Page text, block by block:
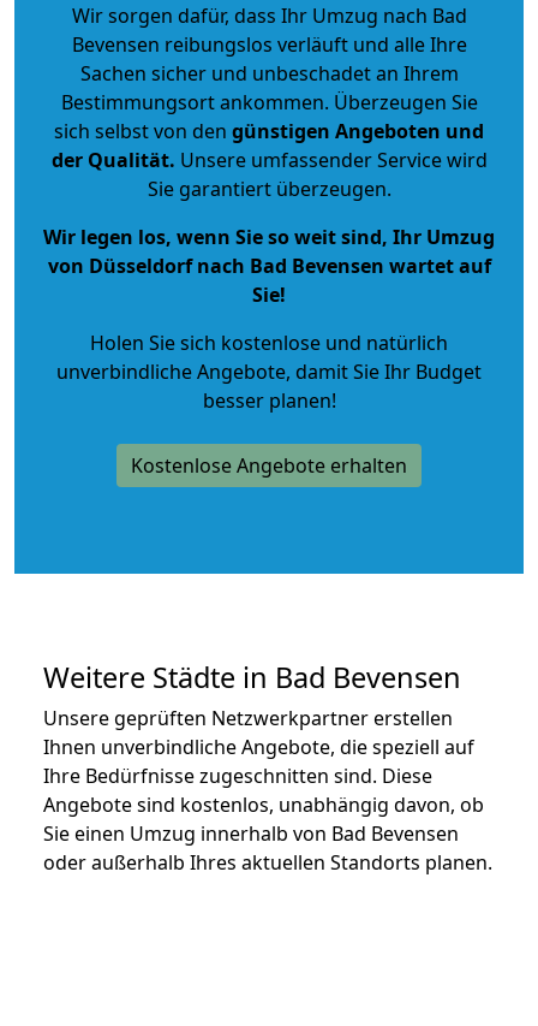
Wir sorgen dafür, dass Ihr Umzug nach Bad
Bevensen reibungslos verläuft und alle Ihre
Sachen sicher und unbeschadet an Ihrem
Bestimmungsort ankommen. Überzeugen Sie
sich selbst von den günstigen Angeboten und
der Qualität. Unsere umfassender Service wird
Sie garantiert überzeugen.
Wir legen los, wenn Sie so weit sind, Ihr Umzug
von Düsseldorf nach Bad Bevensen wartet auf
Sie!
Holen Sie sich kostenlose und natürlich
unverbindliche Angebote, damit Sie Ihr Budget
besser planen!
Kostenlose Angebote erhalten
Weitere Städte in Bad Bevensen
Unsere geprüften Netzwerkpartner erstellen
Ihnen unverbindliche Angebote, die speziell auf
Ihre Bedürfnisse zugeschnitten sind. Diese
Angebote sind kostenlos, unabhängig davon, ob
Sie einen Umzug innerhalb von Bad Bevensen
oder außerhalb Ihres aktuellen Standorts planen.